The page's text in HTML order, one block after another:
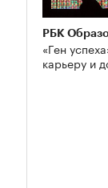
РБК
«Ген
карьеру и